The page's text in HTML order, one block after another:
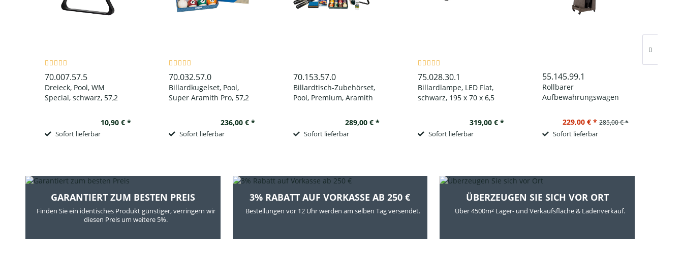
70.007.57.5
Dreieck, Pool, WM
Special, schwarz, 57,2
10,90 € *
Sofort lieferbar
70.032.57.0
Billardkugelset, Pool,
Super Aramith Pro, 57,2
236,00 € *
Sofort lieferbar
70.153.57.0
Billardtisch-Zubehörset,
Pool, Premium, Aramith
289,00 € *
Sofort lieferbar
75.028.30.1
Billardlampe, LED Flat,
schwarz, 195 x 70 x 6,5
319,00 € *
Sofort lieferbar
55.145.99.1
Rollbarer
Aufbewahrungswagen
Abdeckplatten, grau
gebeizt
229,00 € * 285,00 € *
Sofort lieferbar
GARANTIERT ZUM BESTEN PREIS
Finden Sie ein identisches Produkt günstiger, verringern wir
diesen Preis um weitere 5%.
3% RABATT AUF VORKASSE AB 250 €
Bestellungen vor 12 Uhr werden am selben Tag versendet.
ÜBERZEUGEN SIE SICH VOR ORT
Über 4500m² Lager- und Verkaufsfläche & Ladenverkauf.